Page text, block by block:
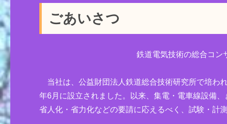
ごあいさつ
鉄道電気技術の総合コン
当社は、公益財団法人鉄道総合技術研究所で培わ
年6月に設立されました。以来、集電・電車線設備
省人化・省力化などの要請に応えるべく、試験・計